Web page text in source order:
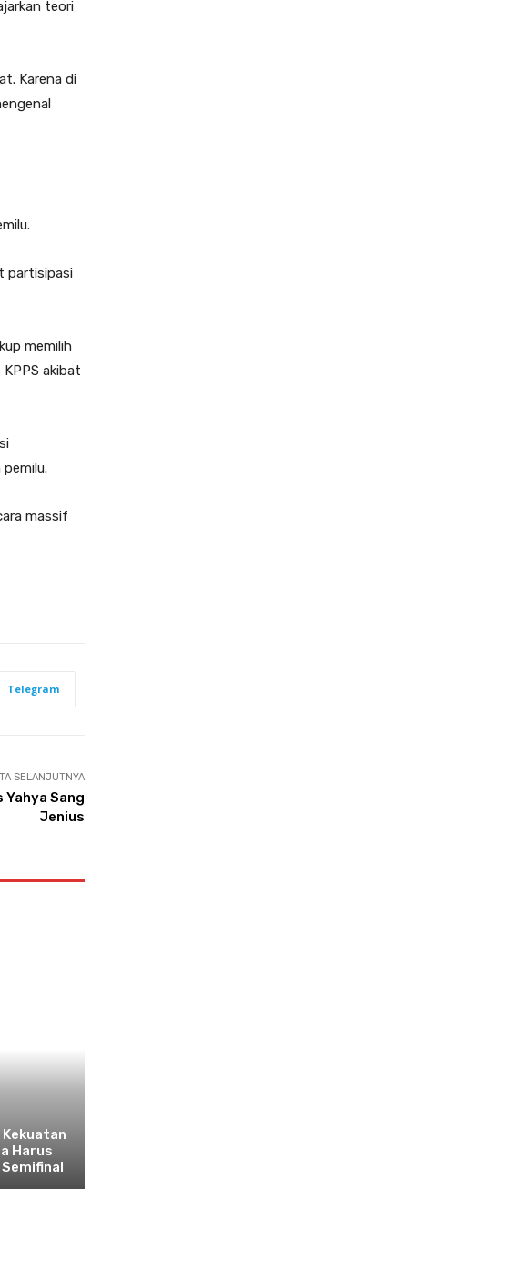
teori
Karena di
partisipasi
memilih
akibat
massif
Telegram
SELANJUTNYA
Yahya Sang
Jenius
Kekuatan
Harus